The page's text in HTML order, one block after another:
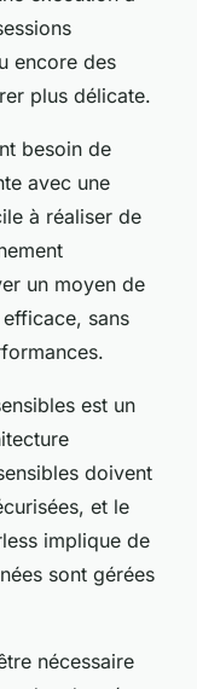
encore des
plus délicate.
besoin de
avec une
à réaliser de
un moyen de
sans
est un
doivent
et le
implique de
sont gérées
nécessaire